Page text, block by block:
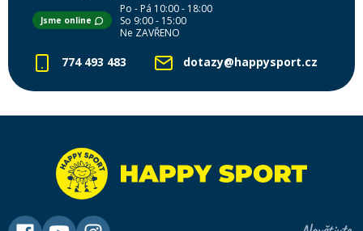
Jsme online
Po - Pá 10:00 - 18:00
So 9:00 - 15:00
Ne ZAVŘENO
774 493 483 dotazy@happysport.cz